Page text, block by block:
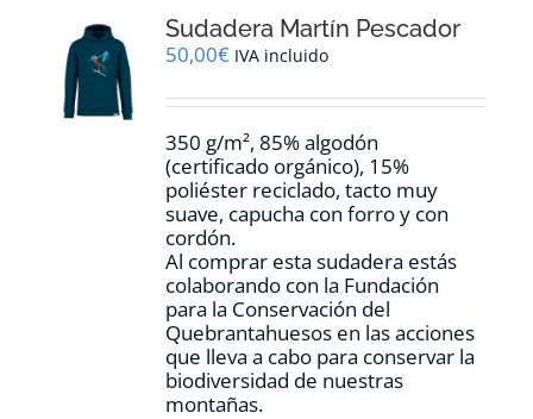
se
pueden
en
página
de
producto
Sudadera Martín Pescador
50,00€ IVA incluido
350 g/m², 85% algodón
(certificado orgánico), 15%
poliéster reciclado, tacto muy
suave, capucha con forro y con
cordón.
Al comprar esta sudadera estás
colaborando con la Fundación
para la Conservación del
Quebrantahuesos en las acciones
que lleva a cabo para conservar la
biodiversidad de nuestras
montañas.